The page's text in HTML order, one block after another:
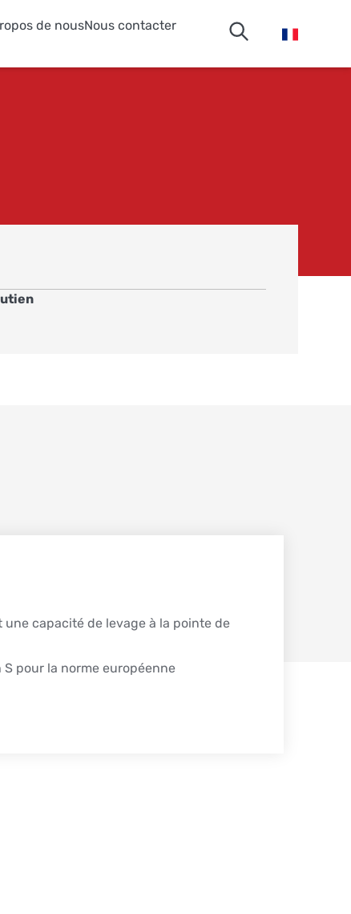
de nousNous contacter
capacité de levage à la pointe de
pour la norme européenne